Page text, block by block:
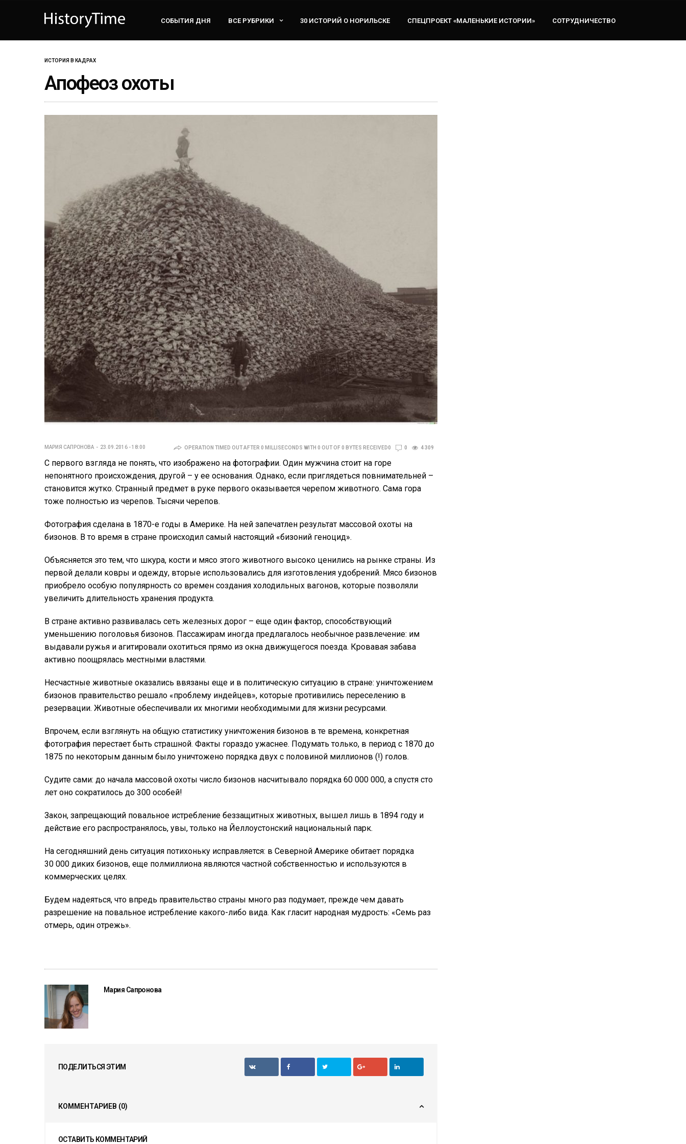
СОБЫТИЯ ДНЯ ВСЕ РУБРИКИ 30 ИСТОРИЙ О НОРИЛЬСКЕ СПЕЦПРОЕКТ «МАЛЕНЬКИЕ ИСТОРИИ» СОТРУДНИЧЕСТВО
ИСТОРИЯ В КАДРАХ
Апофеоз охоты
МАРИЯ САПРОНОВА 23.09.2016 - 18:00 OPERATION TIMED OUT AFTER 0 MILLISECONDS WITH 0 OUT OF 0 BYTES RECEIVED0 0 4 309
С первого взгляда не понять, что изображено на фотографии. Один мужчина стоит на горе
непонятного происхождения, другой – у ее основания. Однако, если приглядеться повнимательней –
становится жутко. Странный предмет в руке первого оказывается черепом животного. Сама гора
тоже полностью из черепов. Тысячи черепов.
Фотография сделана в 1870-е годы в Америке. На ней запечатлен результат массовой охоты на
бизонов. В то время в стране происходил самый настоящий «бизоний геноцид».
Объясняется это тем, что шкура, кости и мясо этого животного высоко ценились на рынке страны. Из
первой делали ковры и одежду, вторые использовались для изготовления удобрений. Мясо бизонов
приобрело особую популярность со времен создания холодильных вагонов, которые позволяли
увеличить длительность хранения продукта.
В стране активно развивалась сеть железных дорог – еще один фактор, способствующий
уменьшению поголовья бизонов. Пассажирам иногда предлагалось необычное развлечение: им
выдавали ружья и агитировали охотиться прямо из окна движущегося поезда. Кровавая забава
активно поощрялась местными властями.
Несчастные животные оказались ввязаны еще и в политическую ситуацию в стране: уничтожением
бизонов правительство решало «проблему индейцев», которые противились переселению в
резервации. Животные обеспечивали их многими необходимыми для жизни ресурсами.
Впрочем, если взглянуть на общую статистику уничтожения бизонов в те времена, конкретная
фотография перестает быть страшной. Факты гораздо ужаснее. Подумать только, в период с 1870 до
1875 по некоторым данным было уничтожено порядка двух с половиной миллионов (!) голов.
Судите сами: до начала массовой охоты число бизонов насчитывало порядка 60 000 000, а спустя сто
лет оно сократилось до 300 особей!
Закон, запрещающий повальное истребление беззащитных животных, вышел лишь в 1894 году и
действие его распространялось, увы, только на Йеллоустонский национальный парк.
На сегодняшний день ситуация потихоньку исправляется: в Северной Америке обитает порядка
30 000 диких бизонов, еще полмиллиона являются частной собственностью и используются в
коммерческих целях.
Будем надеяться, что впредь правительство страны много раз подумает, прежде чем давать
разрешение на повальное истребление какого-либо вида. Как гласит народная мудрость: «Семь раз
отмерь, один отрежь».
Мария Сапронова
ПОДЕЛИТЬСЯ ЭТИМ
КОММЕНТАРИЕВ (0)
ОСТАВИТЬ КОММЕНТАРИЙ